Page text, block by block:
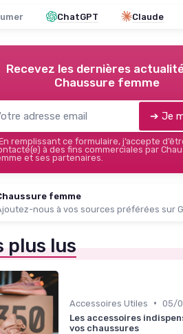
ChatGPT Claude
Recevez les dernières
Chaussure femme
➔ Je
remplissant ce formulaire, j’accepte
à des fins commerciales par
et ses partenaires.
femme
nous à vos sources préférées sur
plus lus
Accessoires Utiles • 05/
Les accessoires
vos chaussures